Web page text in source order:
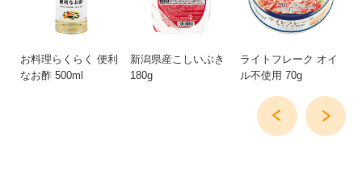
お料理らくらく 便利
なお酢 500ml
新潟県産こしいぶき
180g
ライトフレーク オイ
ル不使用 70g